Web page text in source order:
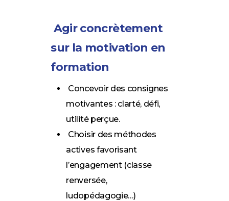
Agir concrètement
sur la motivation en
formation
Concevoir des consignes
motivantes : clarté, défi,
utilité perçue.
Choisir des méthodes
actives favorisant
l’engagement (classe
renversée,
ludopédagogie…)